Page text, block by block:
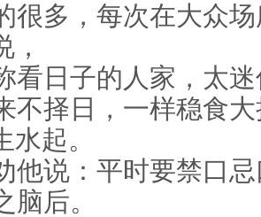
子
2017-03-04
很多，每次在大众
，
看日子的人家，太
不择日，一样稳食
起。
他说：平时要禁口
脑后。